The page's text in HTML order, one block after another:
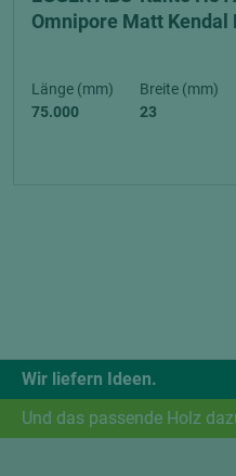
Omnipore Matt Kendal
Länge (mm)
75.000
Breite (mm)
23
Wir liefern Ideen.
Und das passende Holz